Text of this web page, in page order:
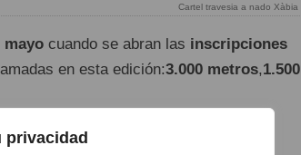
privacidad
Cartel travesia a nado Xàbia
mayocuando se abran las inscripciones
en esta edición:3.000 metros,1.500
de la plataforma especializada